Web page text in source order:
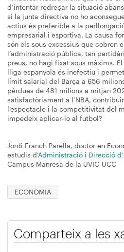
d’intentar redreçar la situació
si la junta directiva no ho
actius és preferible a la
empresarial i esportiva. La causa
són els sous excessius que cobren
l’administració pública, tan
preus, no hagi fixat sous màxims.
lliga espanyola és inefectiu i
límit salarial del Barça a 656
pèrdues de 481 milions a mitjan
satisfactòriament a l’NBA,
l’espectacle i la competitivitat del
impedeix aplicar-lo al futbol?
Jordi Franch Parella, doctor en
estudis d’Administració i Direcció
Campus Manresa de la UVIC-UCC
ECONOMIA
Comparteix a les